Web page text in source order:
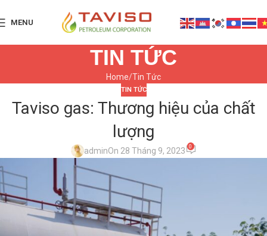
MENU
TIN TỨC
Home Tin Tức
TIN TỨC
Taviso gas: Thương hiệu của chất
lượng
adminOn 28 Tháng 9, 2023 0